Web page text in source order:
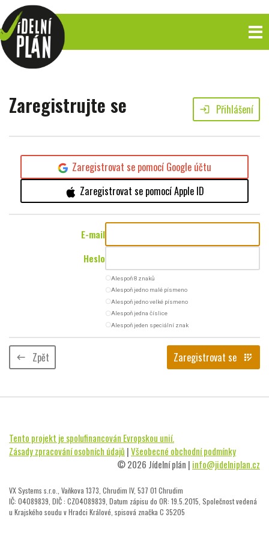
Zaregistrujte se login Přihlášení
Zaregistrovat se pomocí Google účtu
Zaregistrovat se pomocí Apple ID
E-mail
Heslo
radio_button_uncheckedAlespoň 8 znaků
radio_button_uncheckedAlespoň jedno malé písmeno
radio_button_uncheckedAlespoň jedno velké písmeno
radio_button_uncheckedAlespoň jedna číslice
radio_button_uncheckedAlespoň jeden speciální znak
keyboard_backspace Zpět Zaregistrovat se app_registration
Tento projekt je spolufinancován Evropskou unií.
Zásady zpracování osobních údajů |Všeobecné obchodní podmínky
© 2026 Jídelní plán | info@jidelniplan.cz
VX Systems s.r.o., Vaňkova 1373, Chrudim IV, 537 01 Chrudim
IČ: 04089839, DIČ : CZ04089839, Datum zápisu do OR: 19.5.2015, Společnost vedená
u Krajského soudu v Hradci Králové, spisová značka C 35205